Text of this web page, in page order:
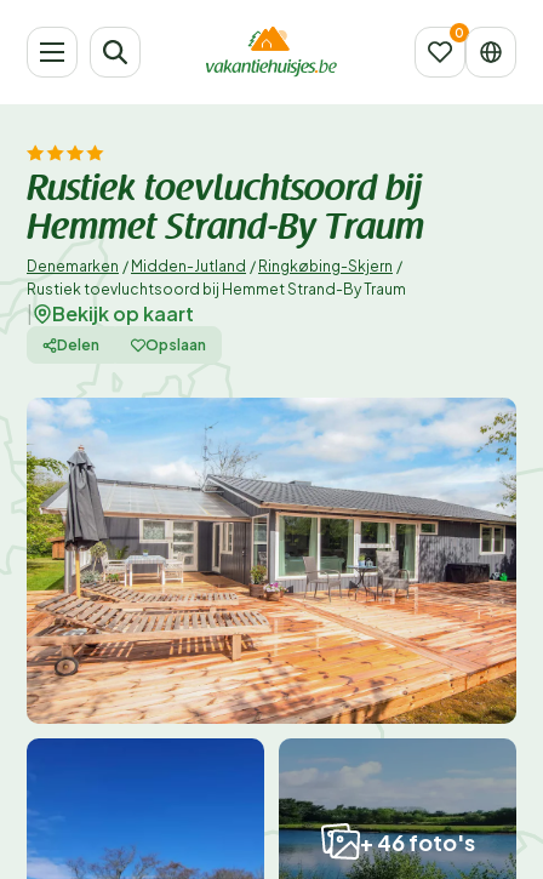
Rustiek toevluchtsoord bij
Hemmet Strand-By Traum
Denemarken / Midden-Jutland / Ringkøbing-Skjern /
Rustiek toevluchtsoord bij Hemmet Strand-By Traum
Bekijk op kaart
Delen Opslaan
+ 46 foto's